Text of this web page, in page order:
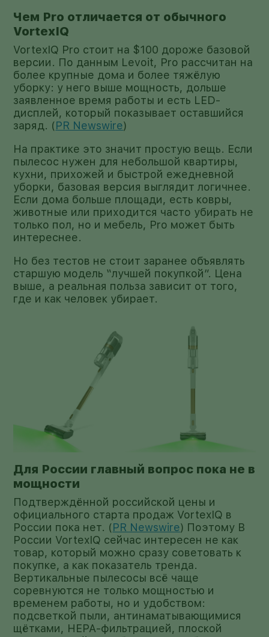
Чем Pro отличается от обычного
VortexIQ
VortexIQ Pro стоит на $100 дороже базовой
версии. По данным Levoit, Pro рассчитан на
более крупные дома и более тяжёлую
уборку: у него выше мощность, дольше
заявленное время работы и есть LED-
дисплей, который показывает оставшийся
заряд. (PR Newswire)
На практике это значит простую вещь. Если
пылесос нужен для небольшой квартиры,
кухни, прихожей и быстрой ежедневной
уборки, базовая версия выглядит логичнее.
Если дома больше площади, есть ковры,
животные или приходится часто убирать не
только пол, но и мебель, Pro может быть
интереснее.
Но без тестов не стоит заранее объявлять
старшую модель “лучшей покупкой”. Цена
выше, а реальная польза зависит от того,
где и как человек убирает.
Для России главный вопрос пока не в
мощности
Подтверждённой российской цены и
официального старта продаж VortexIQ в
России пока нет. (PR Newswire) Поэтому В
России VortexIQ сейчас интересен не как
товар, который можно сразу советовать к
покупке, а как показатель тренда.
Вертикальные пылесосы всё чаще
соревнуются не только мощностью и
временем работы, но и удобством:
подсветкой пыли, антинаматывающимися
щётками, HEPA-фильтрацией, плоской